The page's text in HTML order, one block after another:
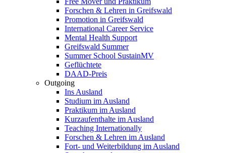
Forschen & Lehren in Greifswald
Promotion in Greifswald
International Career Service
Mental Health Support
Greifswald Summer
Summer School SustainMV
Geflüchtete
DAAD-Preis
Outgoing
Ins Ausland
Studium im Ausland
Praktikum im Ausland
Kurzaufenthalte im Ausland
Teaching Internationally
Forschen & Lehren im Ausland
Fort- und Weiterbildung im Ausland